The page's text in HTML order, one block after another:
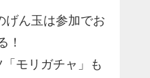
げん玉は参加でお
！
モリガチャ」も